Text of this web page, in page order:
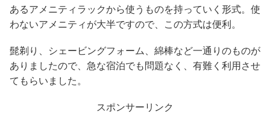
あるアメニティラックから使うものを持っていく形式。使
わないアメニティが大半ですので、この方式は便利。
髭剃り、シェービングフォーム、綿棒など一通りのものが
ありましたので、急な宿泊でも問題なく、有難く利用させ
てもらいました。
スポンサーリンク